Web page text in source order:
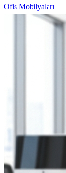
Ofis Mobilyaları